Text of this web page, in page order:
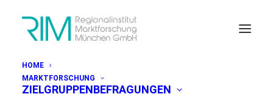
HOME
MARKTFORSCHUNG
ZIELGRUPPENBEFRAGUNGEN